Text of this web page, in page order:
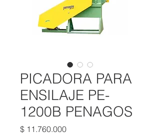
PICADORA PARA
ENSILAJE PE-
1200B PENAGOS
$ 11.760.000Precio